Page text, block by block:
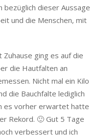
dieser Aussage
und die Menschen, mit
ging es auf die
die Hautfalten an
Nicht mal ein Kilo
die Bauchfalte lediglich
es vorher erwartet hatte
Rekord. 🙂 Gut 5 Tage
verbessert und ich